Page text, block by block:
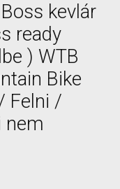
kevlár
ready
) WTB
Bike
Felni /
nem